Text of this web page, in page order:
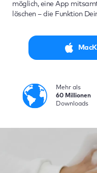
möglich, eine App
löschen – die Funktion
Mehr als
60 Millionen
Downloads